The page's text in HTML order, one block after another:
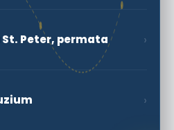
Peter, permata ›
›